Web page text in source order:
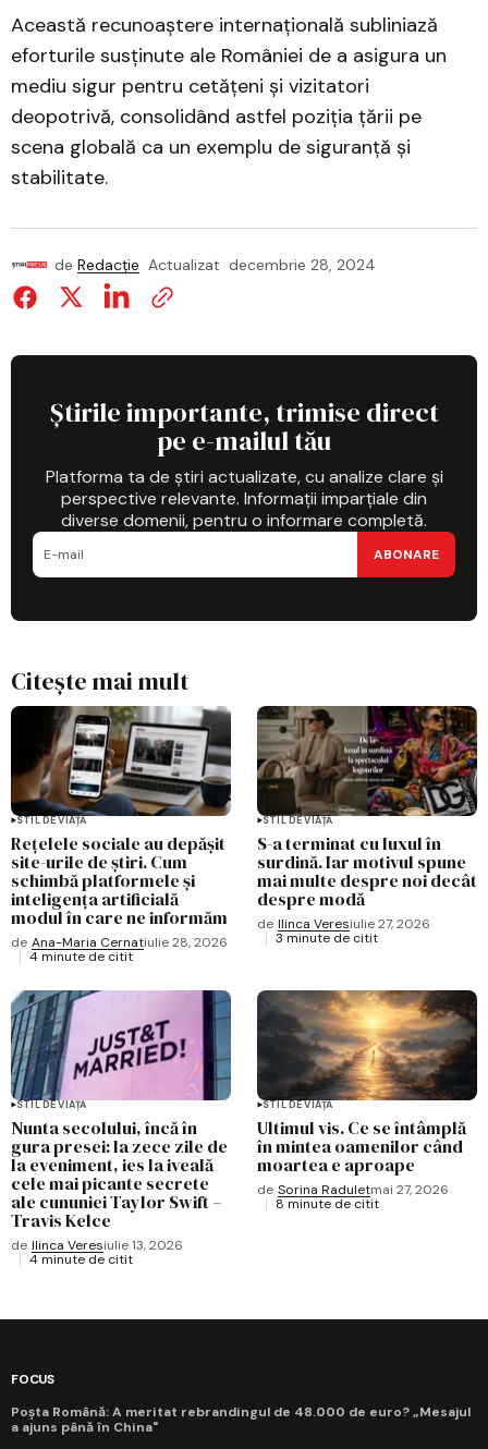
Această recunoaștere internațională subliniază
eforturile susținute ale României de a asigura un
mediu sigur pentru cetățeni și vizitatori
deopotrivă, consolidând astfel poziția țării pe
scena globală ca un exemplu de siguranță și
stabilitate.
de Redacție Actualizat decembrie 28, 2024
Știrile importante, trimise direct
pe e-mailul tău
Platforma ta de știri actualizate, cu analize clare și
perspective relevante. Informații imparțiale din
diverse domenii, pentru o informare completă.
ABONARE
Citește mai mult
STIL DE VIAȚĂ
Rețelele sociale au depășit
site-urile de știri. Cum
schimbă platformele și
inteligența artificială
modul în care ne informăm
de Ana-Maria Cernatiulie 28, 2026
4 minute de citit
STIL DE VIAȚĂ
S-a terminat cu luxul în
surdină. Iar motivul spune
mai multe despre noi decât
despre modă
de Ilinca Veresiulie 27, 2026
3 minute de citit
STIL DE VIAȚĂ
Nunta secolului, încă în
gura presei: la zece zile de
la eveniment, ies la iveală
cele mai picante secrete
ale cununiei Taylor Swift –
Travis Kelce
de Ilinca Veresiulie 13, 2026
4 minute de citit
STIL DE VIAȚĂ
Ultimul vis. Ce se întâmplă
în mintea oamenilor când
moartea e aproape
de Sorina Raduletmai 27, 2026
8 minute de citit
FOCUS
Poșta Română: A meritat rebrandingul de 48.000 de euro? „Mesajul
a ajuns până în China"